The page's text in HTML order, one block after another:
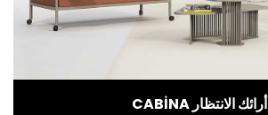
CABİNA أرائك الانتظار